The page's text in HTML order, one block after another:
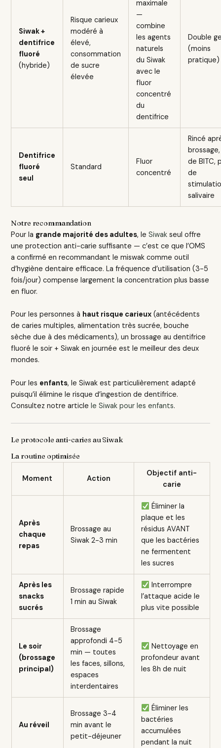
Siwak +
dentifrice
fluoré
(hybride)
Risque carieux
modéré à
élevé,
consommation
de sucre
élevée
maximale
—
combine
les agents
naturels
du Siwak
avec le
fluor
concentré
du
dentifrice
Double
(moins
pratique)
Dentifrice
fluoré
seul
Standard
Fluor
concentré
Rincé
de BITC,
de
salivaire
Notre recommandation
Pour la grande majorité des adultes, leSiwak seul offre
une protection anti-carie suffisante — c’est ce que l’OMS
a confirmé en recommandant le miswak comme outil
d’hygiène dentaire efficace. La fréquence d’utilisation (3-5
fois/jour) compense largement la concentration plus basse
en fluor.
Pour les personnes à haut risque carieux (antécédents
de caries multiples, alimentation très sucrée, bouche
sèche due à des médicaments), un brossage au dentifrice
fluoré le soir + Siwak en journée est le meilleur des deux
mondes.
Pour les enfants, le Siwak est particulièrement adapté
puisqu’il élimine le risque d’ingestion de dentifrice.
Consultez notre articlele Siwak pour les enfants.
Le protocole anti-caries au Siwak
La routine optimisée
Moment Action
Objectif anti-
carie
Après
chaque
repas
Brossage au
Siwak 2-3 min
Éliminer la
plaque et les
résidus AVANT
que les bactéries
ne fermentent
les sucres
Après les
snacks
sucrés
Brossage rapide
1 min au Siwak
Interrompre
l’attaque acide le
plus vite possible
Le soir
(brossage
principal)
Brossage
approfondi 4-5
min — toutes
les faces, sillons,
espaces
interdentaires
Nettoyage en
profondeur avant
les 8h de nuit
Au réveil
Brossage 3-4
min avant le
petit-déjeuner
Éliminer les
bactéries
accumulées
pendant la nuit